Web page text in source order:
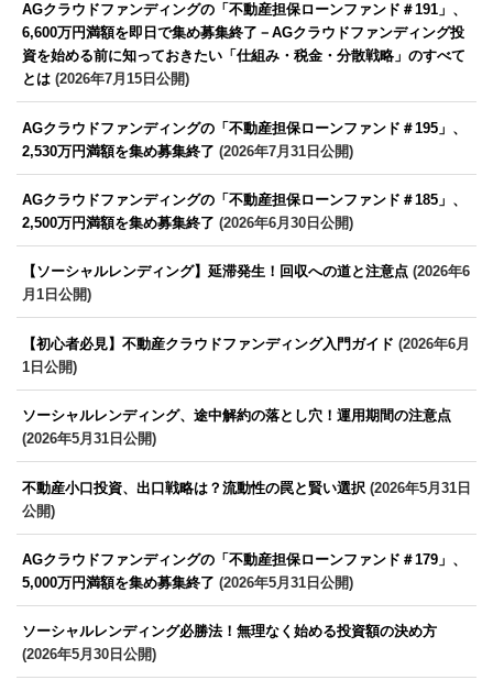
AGクラウドファンディングの「不動産担保ローンファンド＃191」、
6,600万円満額を即日で集め募集終了－AGクラウドファンディング投
資を始める前に知っておきたい「仕組み・税金・分散戦略」のすべて
とは (2026年7月15日公開)
AGクラウドファンディングの「不動産担保ローンファンド＃195」、
2,530万円満額を集め募集終了 (2026年7月31日公開)
AGクラウドファンディングの「不動産担保ローンファンド＃185」、
2,500万円満額を集め募集終了 (2026年6月30日公開)
【ソーシャルレンディング】延滞発生！回収への道と注意点 (2026年6
月1日公開)
【初心者必見】不動産クラウドファンディング入門ガイド (2026年6月
1日公開)
ソーシャルレンディング、途中解約の落とし穴！運用期間の注意点
(2026年5月31日公開)
不動産小口投資、出口戦略は？流動性の罠と賢い選択 (2026年5月31日
公開)
AGクラウドファンディングの「不動産担保ローンファンド＃179」、
5,000万円満額を集め募集終了 (2026年5月31日公開)
ソーシャルレンディング必勝法！無理なく始める投資額の決め方
(2026年5月30日公開)